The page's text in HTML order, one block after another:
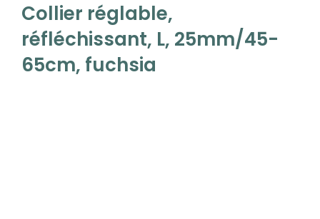
Collier réglable,
réfléchissant, L, 25mm/45-
65cm, fuchsia